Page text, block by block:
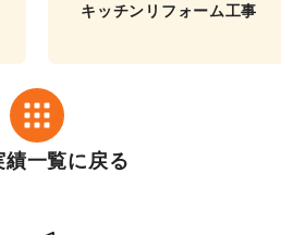
績一覧に戻る
キッチンリフォーム工事